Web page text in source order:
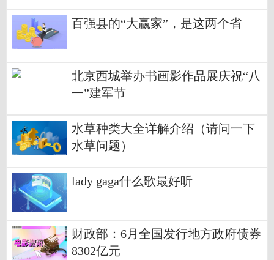
百强县的“大赢家”，是这两个省
北京西城举办书画影作品展庆祝“八
一”建军节
水草种类大全详解介绍（请问一下
水草问题）
lady gaga什么歌最好听
财政部：6月全国发行地方政府债券
8302亿元